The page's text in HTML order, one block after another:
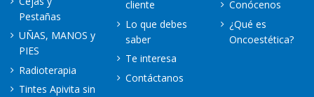
Pestañas
UÑAS, MANOS y
PIES
Radioterapia
Tintes Apivita sin
cliente
Lo que debes
saber
Te interesa
Contáctanos
Conócenos
¿Qué es
Oncoestética?